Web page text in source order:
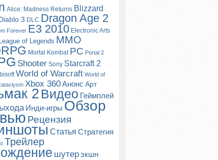
Alice: Madness Returns Blizzard
Diablo 3 DLC Dragon Age 2
Forever E3 2010 Electronic Arts
League of Legends MMO
Mortal Kombat PC Portal 2
Shooter Sony Starcraft 2
World of Warcraft World of
Xbox 360Анонс Арт
2 Видео Геймплей
Инди-игры Обзор
Рецензия
Статья Стратегия
Трейлер
шутерэкшн